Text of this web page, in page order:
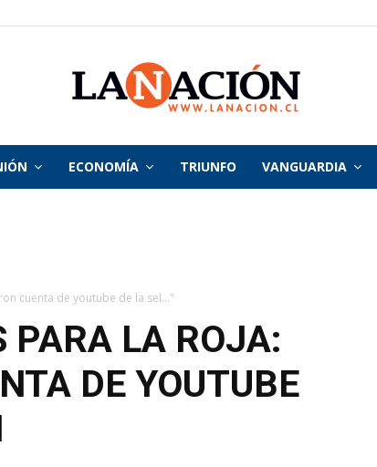
La
ECONOMÍA TRIUNFO VANGUARDIA
cuenta de youtube de la sel..."
PARA LA ROJA:
DE YOUTUBE